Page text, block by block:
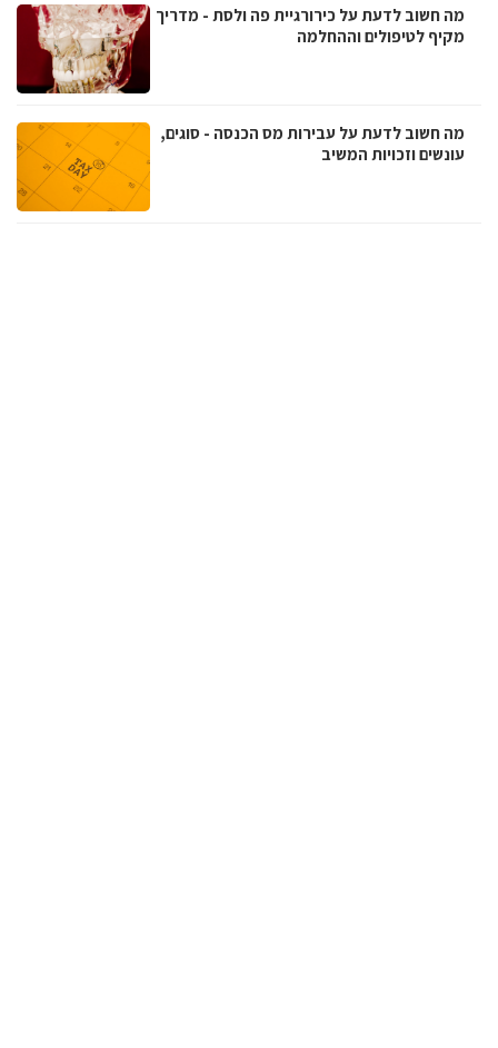
מה חשוב לדעת על כירורגיית פה ולסת - מדריך
מקיף לטיפולים וההחלמה
מה חשוב לדעת על עבירות מס הכנסה - סוגים,
עונשים וזכויות המשיב